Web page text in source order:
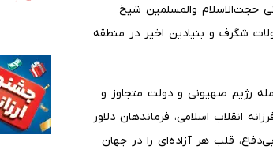
حجت‌الاسلام والمسلمین شیخ
شگرف و بنیادین اخیر در منطقه
رژیم صهیونی و دولت متجاوز و
انقلاب اسلامی، فرماندهان دلاور
قلب هر آزاده‌ای را در جهان